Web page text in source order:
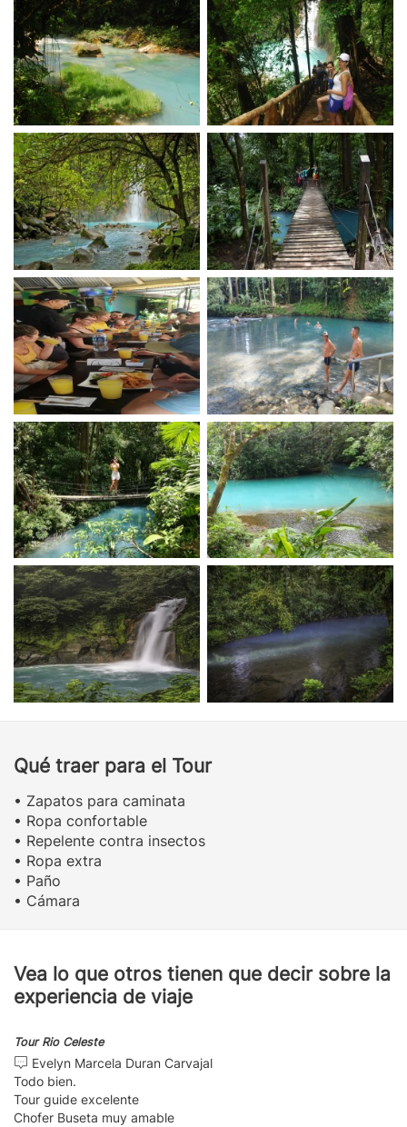
Qué traer para el Tour
• Zapatos para caminata
• Ropa confortable
• Repelente contra insectos
• Ropa extra
• Paño
• Cámara
Vea lo que otros tienen que decir sobre la
experiencia de viaje
Tour Rio Celeste
Evelyn Marcela Duran Carvajal
Todo bien.
Tour guide excelente
Chofer Buseta muy amable